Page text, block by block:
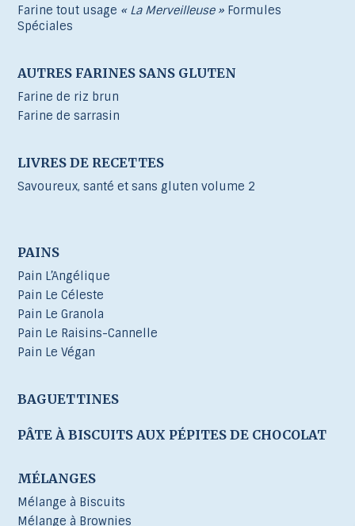
Farine tout usage « La Merveilleuse » Formules
Spéciales
AUTRES FARINES SANS GLUTEN
Farine de riz brun
Farine de sarrasin
LIVRES DE RECETTES
Savoureux, santé et sans gluten volume 2
PAINS
Pain L’Angélique
Pain Le Céleste
Pain Le Granola
Pain Le Raisins-Cannelle
Pain Le Végan
BAGUETTINES
PÂTE À BISCUITS AUX PÉPITES DE CHOCOLAT
MÉLANGES
Mélange à Biscuits
Mélange à Brownies